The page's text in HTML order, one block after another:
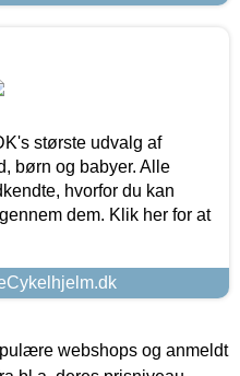
største udvalg af
børn og babyer. Alle
hvorfor du kan
dem. Klik her for at
webshops og anmeldt